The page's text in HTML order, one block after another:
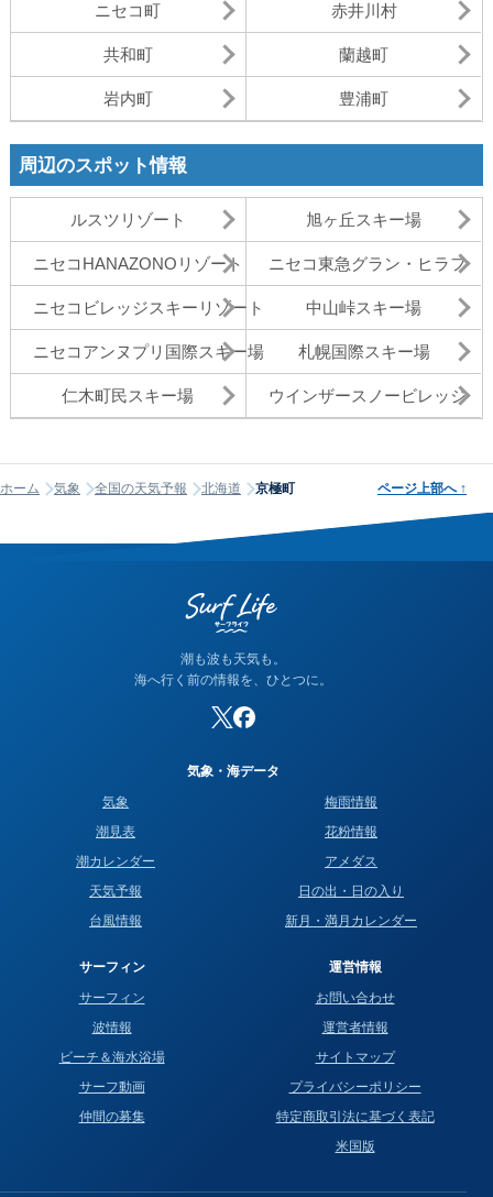
ニセコ町 赤井川村
共和町 蘭越町
岩内町 豊浦町
周辺のスポット情報
ルスツリゾート 旭ヶ丘スキー場
ニセコHANAZONOリゾート ニセコ東急グラン・ヒラフ
ニセコビレッジスキーリゾート 中山峠スキー場
ニセコアンヌプリ国際スキー場 札幌国際スキー場
仁木町民スキー場 ウインザースノービレッジ
ホーム 気象 全国の天気予報 北海道 京極町 ページ上部へ ↑
潮も波も天気も。
海へ行く前の情報を、ひとつに。
気象・海データ
気象
潮見表
潮カレンダー
天気予報
台風情報
梅雨情報
花粉情報
アメダス
日の出・日の入り
新月・満月カレンダー
サーフィン
サーフィン
波情報
ビーチ＆海水浴場
サーフ動画
仲間の募集
運営情報
お問い合わせ
運営者情報
サイトマップ
プライバシーポリシー
特定商取引法に基づく表記
米国版